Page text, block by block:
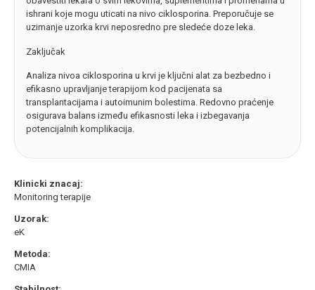
ishrani koje mogu uticati na nivo ciklosporina. Preporučuje se
uzimanje uzorka krvi neposredno pre sledeće doze leka.
Zaključak
Analiza nivoa ciklosporina u krvi je ključni alat za bezbedno i
efikasno upravljanje terapijom kod pacijenata sa
transplantacijama i autoimunim bolestima. Redovno praćenje
osigurava balans između efikasnosti leka i izbegavanja
potencijalnih komplikacija.
Klinicki znacaj:
Monitoring terapije
Uzorak:
eK
Metoda:
CMIA